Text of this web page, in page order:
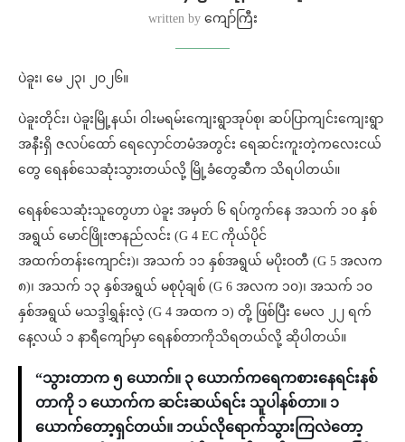
written by ကျော်ကြီး
ပဲခူး၊ မေ ၂၃၊ ၂၀၂၆။
ပဲခူးတိုင်း၊ ပဲခူးမြို့နယ်၊ ဝါးမရမ်းကျေးရွာအုပ်စု၊ ဆပ်ပြာကျင်းကျေးရွာ
အနီးရှိ ဇလပ်ထော် ရေလှောင်တမံအတွင်း ရေဆင်းကူးတဲ့ကလေးငယ်
တွေ ရေနစ်‌သေဆုံးသွားတယ်လို့ မြို့ခံတွေဆီက သိရပါတယ်။
ရေနစ်သေဆုံးသူတွေဟာ ပဲခူး အမှတ် ၆ ရပ်ကွက်နေ အသက် ၁၀ နှစ်
အရွယ် မောင်ဖြိုးဇာနည်လင်း (G 4 EC ကိုယ်ပိုင်
အထက်တန်းကျောင်း)၊ အသက် ၁၁ နှစ်အရွယ် မပိုးဝတီ (G 5 အလက
၈)၊ အသက် ၁၃ နှစ်အရွယ် မစုပုံချစ် (G 6 အလက ၁၀)၊ အသက် ၁၀
နှစ်အရွယ် မသဒ္ဒါရွှန်းလဲ့ (G 4 အထက ၁) တို့ ဖြစ်ပြီး မေလ ၂၂ ရက်
နေ့လယ် ၁ နာရီကျော်မှာ ရေနစ်တာကိုသိရတယ်လို့ ဆိုပါတယ်။
“သွားတာက ၅ ယောက်။ ၃ ယောက်ကရေကစားနေရင်းနစ်
တာကို ၁ ယောက်က ဆင်းဆယ်ရင်း သူပါနစ်တာ။ ၁
ယောက်တော့ရှင်တယ်။ ဘယ်လိုရောက်သွားကြလဲတော့